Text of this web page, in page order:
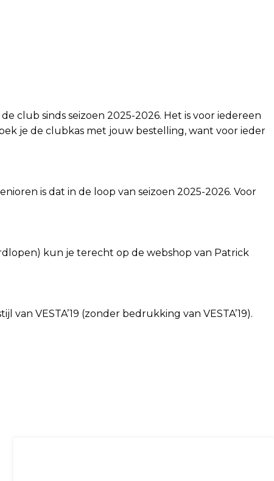
club sinds seizoen 2025-2026. Het is voor iedereen
je de clubkas met jouw bestelling, want voor ieder
is dat in de loop van seizoen 2025-2026. Voor
kun je terecht op de webshop van Patrick
VESTA’19 (zonder bedrukking van VESTA’19).